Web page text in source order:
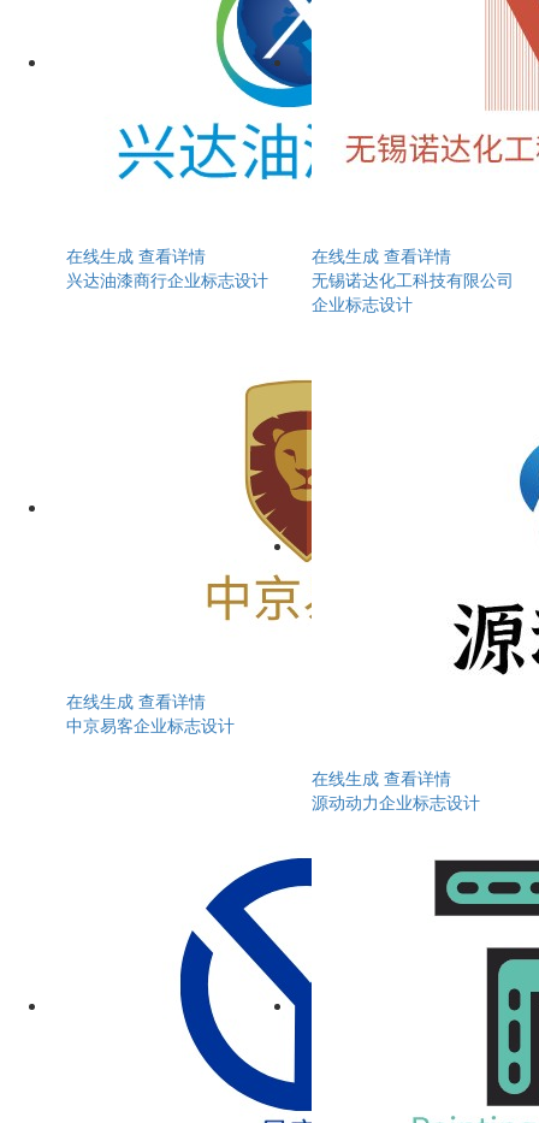
在线生成 查看详情
兴达油漆商行企业标志设计
在线生成 查看详情
无锡诺达化工科技有限公司
企业标志设计
在线生成 查看详情
中京易客企业标志设计
在线生成 查看详情
源动动力企业标志设计